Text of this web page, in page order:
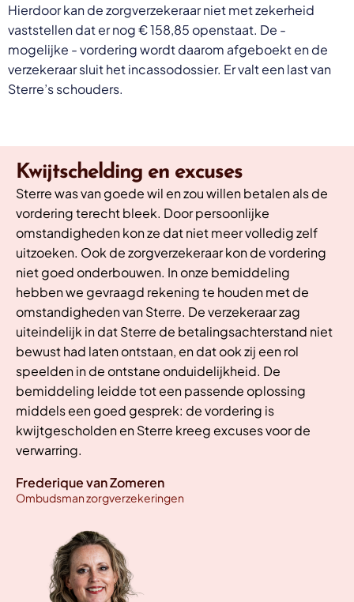
Hierdoor kan de zorgverzekeraar niet met zekerheid
vaststellen dat er nog € 158,85 openstaat. De -
mogelijke - vordering wordt daarom afgeboekt en de
verzekeraar sluit het incassodossier. Er valt een last van
Sterre’s schouders.
Kwijtschelding en excuses
Sterre was van goede wil en zou willen betalen als de
vordering terecht bleek. Door persoonlijke
omstandigheden kon ze dat niet meer volledig zelf
uitzoeken. Ook de zorgverzekeraar kon de vordering
niet goed onderbouwen. In onze bemiddeling
hebben we gevraagd rekening te houden met de
omstandigheden van Sterre. De verzekeraar zag
uiteindelijk in dat Sterre de betalingsachterstand niet
bewust had laten ontstaan, en dat ook zij een rol
speelden in de ontstane onduidelijkheid. De
bemiddeling leidde tot een passende oplossing
middels een goed gesprek: de vordering is
kwijtgescholden en Sterre kreeg excuses voor de
verwarring.
Frederique van Zomeren
Ombudsman zorgverzekeringen